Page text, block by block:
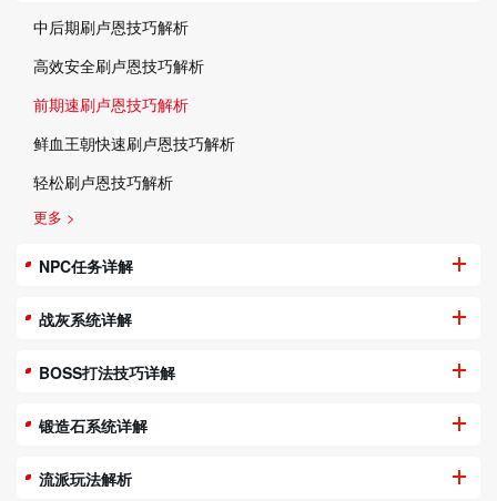
中后期刷卢恩技巧解析
高效安全刷卢恩技巧解析
前期速刷卢恩技巧解析
鲜血王朝快速刷卢恩技巧解析
轻松刷卢恩技巧解析
更多 >
NPC任务详解
战灰系统详解
BOSS打法技巧详解
锻造石系统详解
流派玩法解析